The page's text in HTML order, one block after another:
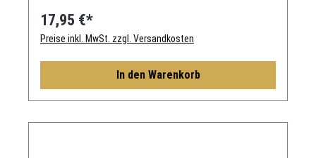
17,95 €*
Preise inkl. MwSt. zzgl. Versandkosten
In den Warenkorb